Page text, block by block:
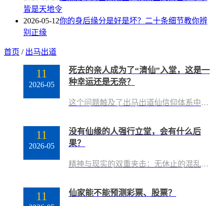
皆是天地令
2026-05-12你的身后缘分是好是坏？二十条细节教你辨
别正缘
首页 / 出马出道
11
2026-05
死去的亲人成为了“清仙”入堂，这是一
种幸运还是无奈？
这个问题触及了出马出道仙信仰体系中最私人、最深情也最沉重的一个角落。没有亲历过的人，很难体会这其中复杂纠缠的情感。答案：在出马出道仙的信仰逻辑内部，这被建构为一种极大的幸运，是逝者以另一种方式“回家”，并获得了一个难得的修行与晋升机会。但从旁观的人文视角看，这更像是一种深沉的无奈，是用不舍的爱将逝者重新拉回人间的喧嚣，也让人不得不问：这对逝者而言，究竟是更高远的出路，还是爱的捆绑？下面，我们将从这两个对立的层面来剖开这个问题。一、在信仰内部：一种至高无上的幸运在一个出马出道仙弟子的世界观里，如果
11
2026-05
没有仙缘的人强行立堂，会有什么后
果？
精神与现实的双重夹击：无休止的混乱与折磨在出马仙的信仰体系中，真正的堂口被视作一个神圣而有序的“灵界衙门”。然而，一个没有仙缘的人强行立堂，如同一个无主之城，会引发一系列连锁反应。“空堂”的尴尬与迷茫：没有仙缘的人立起堂口，首先面临的就是“空堂”问题。堂口立了，却没有任何仙家到位，弟子自然无法获得任何感应和“看事”的能力。长此以往，弟子会陷入极度的自我怀疑和焦虑中，生活毫无改变，反而平添无尽烦恼。“野堂”的侵扰与反噬：这比空堂更危险。一个没有“合法仙家”驻守的堂口，就像一座无人看守的豪宅。每日的
11 仙家能不能预测彩票、股票？